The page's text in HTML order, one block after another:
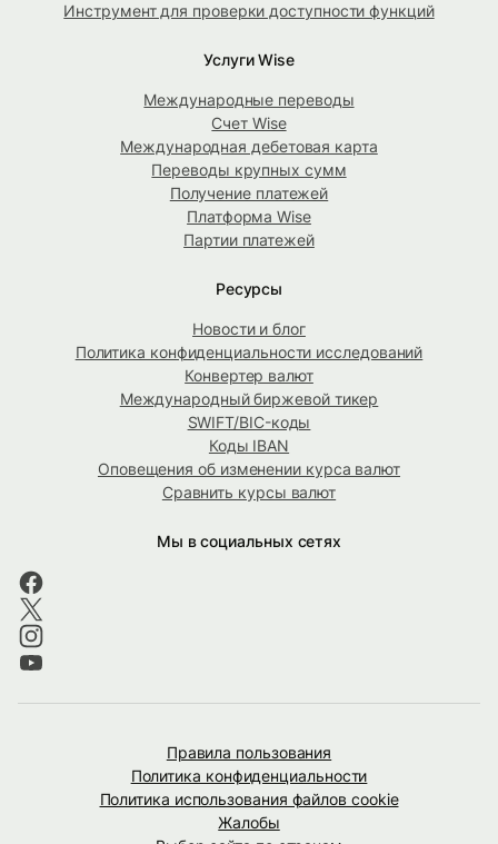
Инструмент для проверки доступности функций
Услуги Wise
Международные переводы
Счет Wise
Международная дебетовая карта
Переводы крупных сумм
Получение платежей
Платформа Wise
Партии платежей
Ресурсы
Новости и блог
Политика конфиденциальности исследований
Конвертер валют
Международный биржевой тикер
SWIFT/BIC-коды
Коды IBAN
Оповещения об изменении курса валют
Сравнить курсы валют
Мы в социальных сетях
Правила пользования
Политика конфиденциальности
Политика использования файлов cookie
Жалобы